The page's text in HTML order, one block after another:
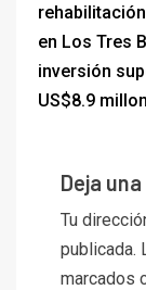
en Los Tres
inversión
US$8.9
Deja
Tu
publicada.
marcados